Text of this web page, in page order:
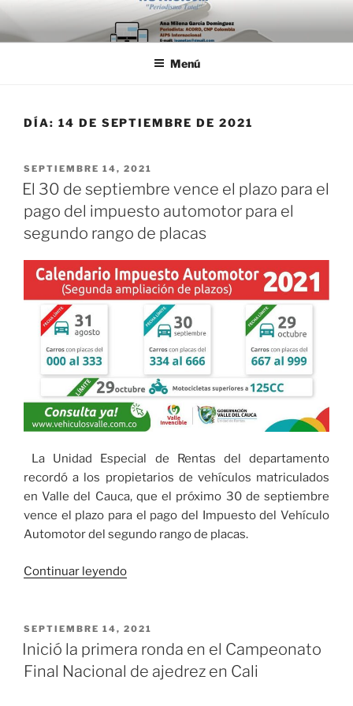
Saltar
al
contenido
Menú
DÍA: 14 DE SEPTIEMBRE DE 2021
PUBLICADO
EL
SEPTIEMBRE 14, 2021
El 30 de septiembre vence el plazo para el
pago del impuesto automotor para el
segundo rango de placas
La Unidad Especial de Rentas del departamento
recordó a los propietarios de vehículos matriculados
en Valle del Cauca, que el próximo 30 de septiembre
vence el plazo para el pago del Impuesto del Vehículo
Automotor del segundo rango de placas.
Continuar leyendo«El
septiembre
vence
PUBLICADO
EL
SEPTIEMBRE 14, 2021
Inició la primera ronda en el Campeonato
Final Nacional de ajedrez en Cali